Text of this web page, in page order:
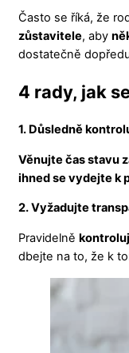
Často se říká, že
zůstavitele, aby
dostatečně
4 rady, jak
1. Důsledně
Věnujte čas stavu
ihned se vydejte k
2. Vyžadujte
Pravidelně
dbejte na to, že k